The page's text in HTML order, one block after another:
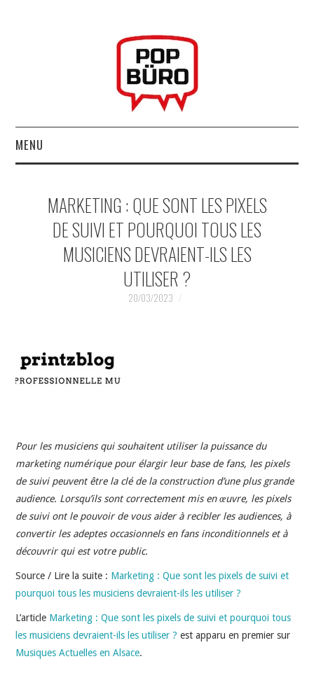
MENU
MUSIQUESACTUELLES.NET
GABBA GABBA HEY !
DOKO
MARKETING : QUE SONT LES PIXELS
DE SUIVI ET POURQUOI TOUS LES
MUSICIENS DEVRAIENT-ILS LES
UTILISER ?
20/03/2023
Pour les musiciens qui souhaitent utiliser la puissance du
marketing numérique pour élargir leur base de fans, les pixels
de suivi peuvent être la clé de la construction d’une plus grande
audience. Lorsqu’ils sont correctement mis en œuvre, les pixels
de suivi ont le pouvoir de vous aider à recibler les audiences, à
convertir les adeptes occasionnels en fans inconditionnels et à
découvrir qui est votre public.
Source / Lire la suite : Marketing : Que sont les pixels de suivi et
pourquoi tous les musiciens devraient-ils les utiliser ?
L’article Marketing : Que sont les pixels de suivi et pourquoi tous
les musiciens devraient-ils les utiliser ? est apparu en premier sur
Musiques Actuelles en Alsace.